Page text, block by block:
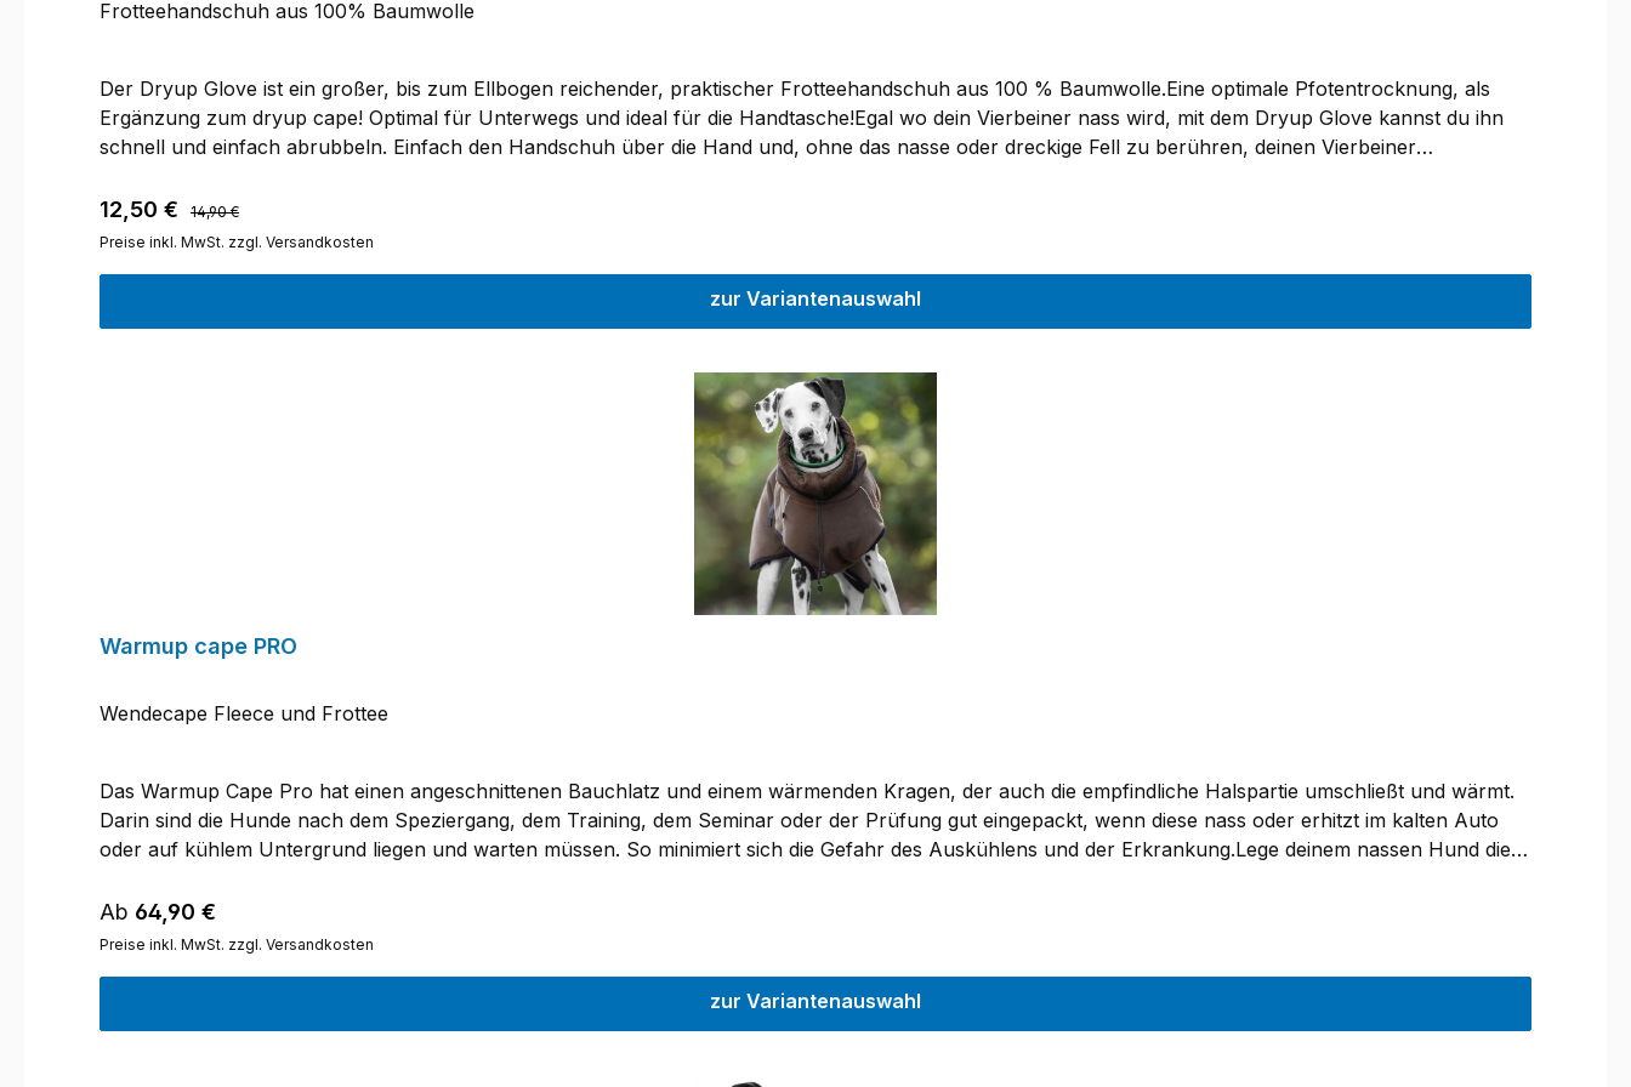
Frotteehandschuh aus 100% Baumwolle
Der Dryup Glove ist ein großer, bis zum Ellbogen reichender, praktischer Frotteehandschuh aus 100 % Baumwolle.Eine optimale Pfotentrocknung, als
Ergänzung zum dryup cape! Optimal für Unterwegs und ideal für die Handtasche!Egal wo dein Vierbeiner nass wird, mit dem Dryup Glove kannst du ihn
schnell und einfach abrubbeln. Einfach den Handschuh über die Hand und, ohne das nasse oder dreckige Fell zu berühren, deinen Vierbeiner
Verkaufspreis:
12,50 € Regulärer Preis:
14,90 €
Preise inkl. MwSt. zzgl. Versandkosten
zur Variantenauswahl
Warmup cape PRO
Wendecape Fleece und Frottee
Das Warmup Cape Pro hat einen angeschnittenen Bauchlatz und einem wärmenden Kragen, der auch die empfindliche Halspartie umschließt und wärmt.
Darin sind die Hunde nach dem Speziergang, dem Training, dem Seminar oder der Prüfung gut eingepackt, wenn diese nass oder erhitzt im kalten Auto
oder auf kühlem Untergrund liegen und warten müssen. So minimiert sich die Gefahr des Auskühlens und der Erkrankung.Lege deinem nassen Hund die
Minuten kannst du das Cape wenden und die wärmende Fleeceseite auflegen. Eine Membrane zwischen dem Frottee und dem Fleece verhindert, dass die
Nässe durchschlägt. Der Gürtel ist mit einem verstellbaren Klipp versehen, so dass die Bachumfangsweite mühelos angepasst werden kann.
Regulärer Preis:
Ab 64,90 €
Preise inkl. MwSt. zzgl. Versandkosten
zur Variantenauswahl